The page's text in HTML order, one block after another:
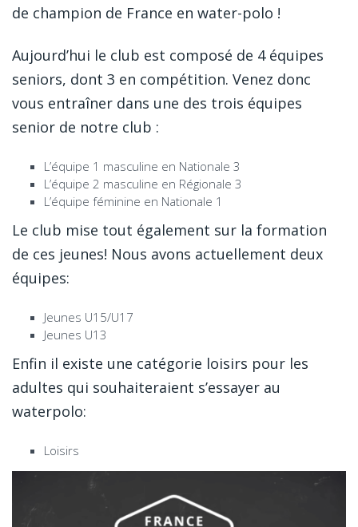
de champion de France en water-polo !
Aujourd’hui le club est composé de 4 équipes
seniors, dont 3 en compétition. Venez donc
vous entraîner dans une des trois équipes
senior de notre club :
L’équipe 1 masculine en Nationale 3
L’équipe 2 masculine en Régionale 3
L’équipe féminine en Nationale 1
Le club mise tout également sur la formation
de ces jeunes! Nous avons actuellement deux
équipes:
Jeunes U15/U17
Jeunes U13
Enfin il existe une catégorie loisirs pour les
adultes qui souhaiteraient s’essayer au
waterpolo:
Loisirs